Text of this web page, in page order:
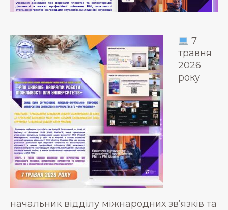
7
травня
2026
року
начальник відділу міжнародних зв’язків та